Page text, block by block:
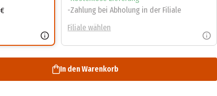
Zahlung bei Abholung in der Filiale
Filiale wählen
In den Warenkorb